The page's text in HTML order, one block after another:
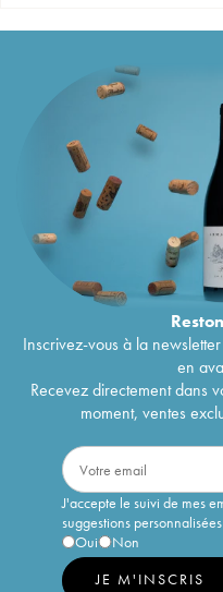
Inscrivez-vous à la
en
Recevez directement dans
moment, ventes
J'accepte le suivi de mes
suggestions personnalisées
Oui
Non
JE M'INSCRIS